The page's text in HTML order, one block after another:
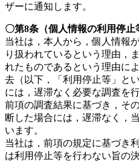
ザーに通知します。
〇第8条（個人情報の利用停止
当社は，本人から，個人情報
り扱われているという理由，
れたものであるという理由に
去（以下，「利用停止等」と
には，遅滞なく必要な調査を行
前項の調査結果に基づき，そ
断した場合には，遅滞なく，
います。
当社は，前項の規定に基づき
は利用停止等を行わない旨の